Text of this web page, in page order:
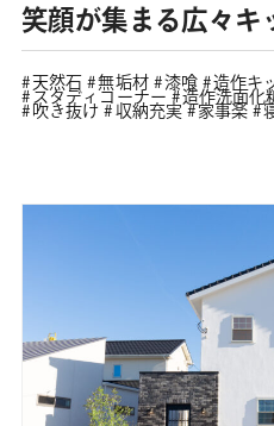
笑顔が集まる広々キ
天然石 無垢材 漆喰 造作キ
スタディコーナー
造作洗面化
吹き抜け
収納充実 家事楽